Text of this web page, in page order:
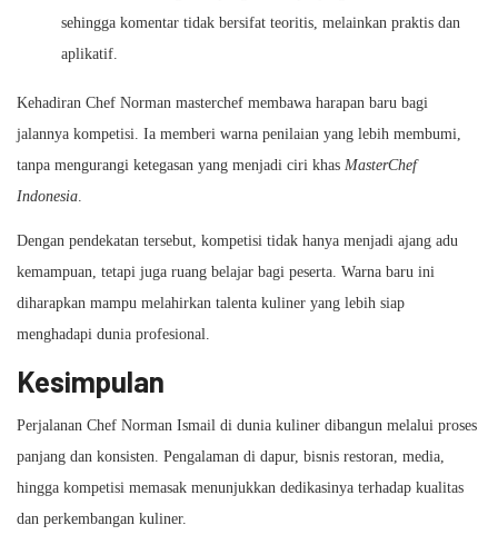
sehingga komentar tidak bersifat teoritis, melainkan praktis dan
aplikatif.
Kehadiran Chef Norman masterchef membawa harapan baru bagi
jalannya kompetisi. Ia memberi warna penilaian yang lebih membumi,
tanpa mengurangi ketegasan yang menjadi ciri khas MasterChef
Indonesia.
Dengan pendekatan tersebut, kompetisi tidak hanya menjadi ajang adu
kemampuan, tetapi juga ruang belajar bagi peserta. Warna baru ini
diharapkan mampu melahirkan talenta kuliner yang lebih siap
menghadapi dunia profesional.
Kesimpulan
Perjalanan Chef Norman Ismail di dunia kuliner dibangun melalui proses
panjang dan konsisten. Pengalaman di dapur, bisnis restoran, media,
hingga kompetisi memasak menunjukkan dedikasinya terhadap kualitas
dan perkembangan kuliner.